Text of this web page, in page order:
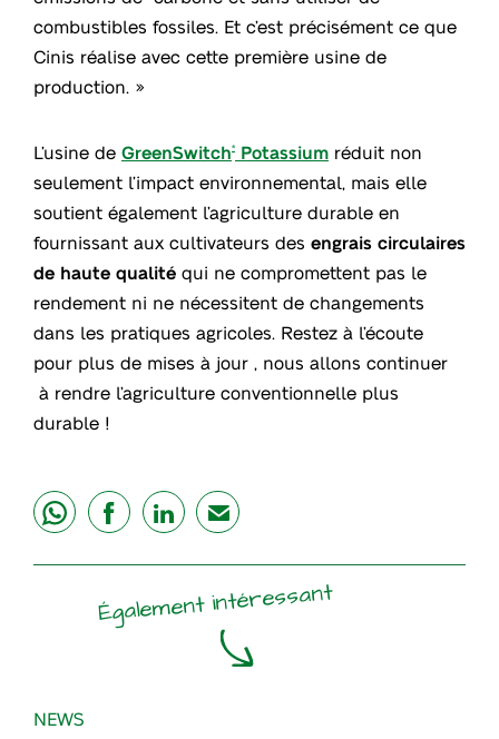
combustibles fossiles. Et c’est précisément ce que
Cinis réalise avec cette première usine de
production. »
L’usine de GreenSwitch® Potassium réduit non
seulement l’impact environnemental, mais elle
soutient également l’agriculture durable en
fournissant aux cultivateurs des engrais circulaires
de haute qualité qui ne compromettent pas le
rendement ni ne nécessitent de changements
dans les pratiques agricoles. Restez à l’écoute
pour plus de mises à jour , nous allons continuer
à rendre l’agriculture conventionnelle plus
durable !
share share share mail
Également intéressant
NEWS